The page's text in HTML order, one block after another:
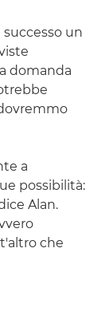
un
domanda
a
possibilità:
Alan.
che